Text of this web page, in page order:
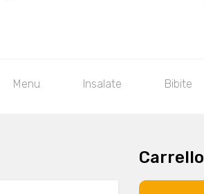
Menu Insalate Bibite
Carrello